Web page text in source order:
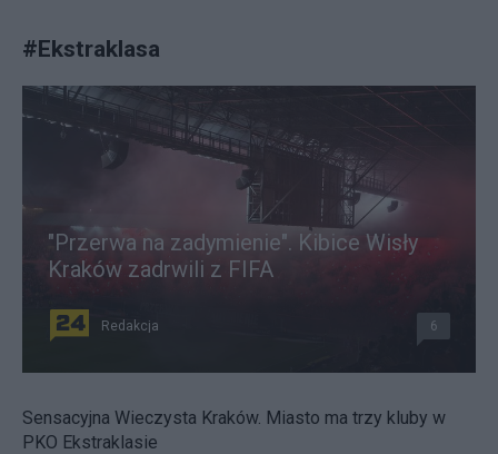
#Ekstraklasa
"Przerwa na zadymienie". Kibice Wisły
Kraków zadrwili z FIFA
Redakcja 6
Sensacyjna Wieczysta Kraków. Miasto ma trzy kluby w
PKO Ekstraklasie